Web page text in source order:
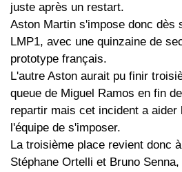
juste après un restart.
Aston Martin s'impose donc dès
LMP1, avec une quinzaine de
prototype français.
L'autre Aston aurait pu finir
queue de Miguel Ramos en fin
repartir mais cet incident a aider
l'équipe de s'imposer.
La troisième place revient donc
Stéphane Ortelli et Bruno